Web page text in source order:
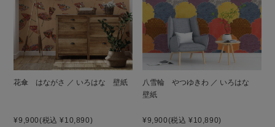
花傘 はながさ ／ いろはな 壁紙
¥9,900(税込 ¥10,890)
八雪輪 やつゆきわ ／ いろはな
壁紙
¥9,900(税込 ¥10,890)